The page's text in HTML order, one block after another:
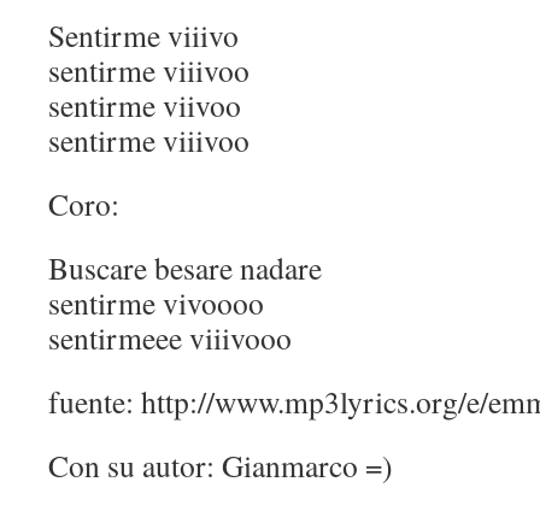
Sentirme viiivo
sentirme viiivoo
sentirme viivoo
sentirme viiivoo
Coro:
Buscare besare nadare
sentirme vivoooo
sentirmeee viiivooo
fuente: http://www.mp3lyrics.org/e/
Con su autor: Gianmarco =)